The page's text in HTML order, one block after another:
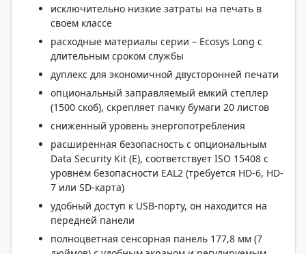
исключительно низкие затраты на печать в
своем классе
расходные материалы серии – Ecosys Long с
длительным сроком службы
дуплекс для экономичной двусторонней печати
опциональный заправляемый емкий степлер
(1500 скоб), скрепляет пачку бумаги 20 листов
сниженный уровень энергопотребления
расширенная безопасность с опциональным
Data Security Kit (E), соответствует ISO 15408 с
уровнем безопасности EAL2 (требуется HD-6, HD-
7 или SD-карта)
удобный доступ к USB-порту, он находится на
передней панели
полноцветная сенсорная панель 177,8 мм (7